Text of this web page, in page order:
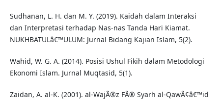
Sudhanan, L. H. dan M. Y. (2019). Kaidah dalam Interaksi
dan Interpretasi terhadap Nas-nas Tanda Hari Kiamat.
NUKHBATULâ€™ULUM: Jurnal Bidang Kajian Islam, 5(2).
Wahid, W. G. A. (2014). Posisi Ushul Fikih dalam Metodologi
Ekonomi Islam. Jurnal Muqtasid, 5(1).
Zaidan, A. al-K. (2001). al-WajÃ®z FÃ® Syarh al-QawÃ¢â€™id